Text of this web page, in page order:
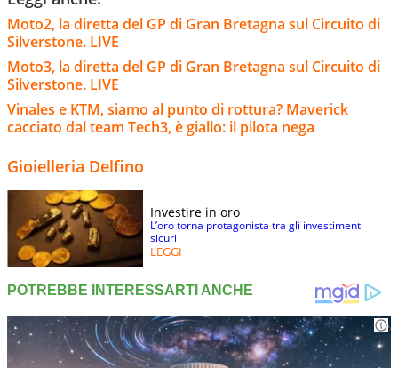
Moto2, la diretta del GP di Gran Bretagna sul Circuito di
Silverstone. LIVE
Moto3, la diretta del GP di Gran Bretagna sul Circuito di
Silverstone. LIVE
Vinales e KTM, siamo al punto di rottura? Maverick
cacciato dal team Tech3, è giallo: il pilota nega
Gioielleria Delfino
Investire in oro
L’oro torna protagonista tra gli investimenti
sicuri
LEGGI